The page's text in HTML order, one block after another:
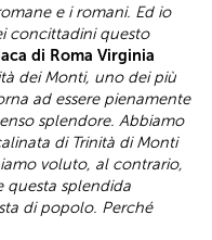
e i romani. Ed io
concittadini questo
di Roma Virginia
dei Monti, uno dei più
ad essere pienamente
splendore. Abbiamo
di Trinità di Monti
voluto, al contrario,
questa splendida
di popolo. Perché